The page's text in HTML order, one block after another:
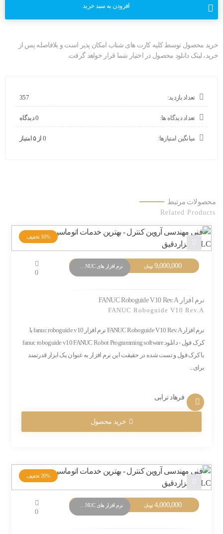
Guide
25.0
افزودن به سبد خرید
خرید محصول توسط کلیه کارت های شتاب امکان پذیر است و بلافاصله پس از
خرید، لینک دانلود محصول در اختیار شما قرار خواهد گرفت.
تعداد بازدید: 357
تعداد دیدگاه ها: 0 دیدگاه
میانگین امتیازها: 0 از ۵ امتیاز
محصولات مرتبط
Related Products
10% تخفیف
قیمت
اصلی:
9,000,000 تومان
قیمت
فعلی:
0
نرم افزار FANUC Roboguide V10 Rev.A
FANUC Roboguide V10 Rev.A
نرم افزار FANUC Roboguide V10 Rev.A نرم افزار fanuc roboguide v10 با
کرک فول - دانلود fanuc roboguide v10 FANUC Robot Programming software
با کرک فول و تست شده در حقیقت این نرم افزار به عنوان یک ابزار قدرتمند
برای...
فرهاد ترابی
خرید محصول
20% تخفیف
قیمت
اصلی:
4,000,000 تومان
قیمت
فعلی:
0